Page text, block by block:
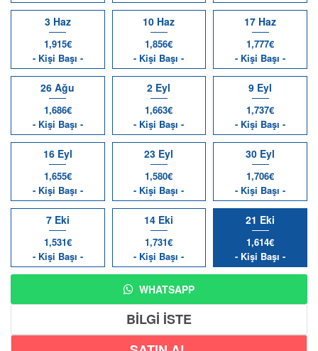
3 Haz
1,915€
- Kişi Başı -
10 Haz
1,856€
- Kişi Başı -
17 Haz
1,777€
- Kişi Başı -
26 Ağu
1,686€
- Kişi Başı -
2 Eyl
1,663€
- Kişi Başı -
9 Eyl
1,737€
- Kişi Başı -
16 Eyl
1,655€
- Kişi Başı -
23 Eyl
1,580€
- Kişi Başı -
30 Eyl
1,706€
- Kişi Başı -
7 Eki
1,531€
- Kişi Başı -
14 Eki
1,731€
- Kişi Başı -
21 Eki
1,614€
- Kişi Başı -
WHATSAPP
BİLGİ İSTE